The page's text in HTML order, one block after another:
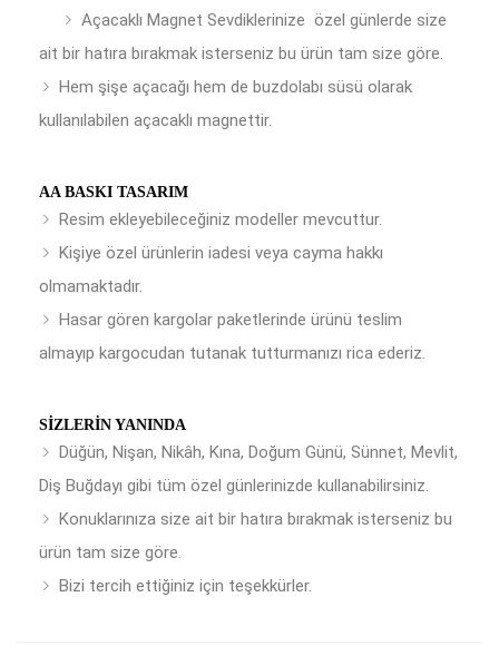
Açacaklı Magnet Sevdiklerinize özel günlerde size
ait bir hatıra bırakmak isterseniz bu ürün tam size göre.
Hem şişe açacağı hem de buzdolabı süsü olarak
kullanılabilen açacaklı magnettir.
AA BASKI TASARIM
Resim ekleyebileceğiniz modeller mevcuttur.
Kişiye özel ürünlerin iadesi veya cayma hakkı
olmamaktadır.
Hasar gören kargolar paketlerinde ürünü teslim
almayıp kargocudan tutanak tutturmanızı rica ederiz.
SIZLERIN YANINDA
Düğün, Nişan, Nikâh, Kına, Doğum Günü, Sünnet, Mevlit,
Diş Buğdayı gibi tüm özel günlerinizde kullanabilirsiniz.
Konuklarınıza size ait bir hatıra bırakmak isterseniz bu
ürün tam size göre.
Bizi tercih ettiğiniz için teşekkürler.